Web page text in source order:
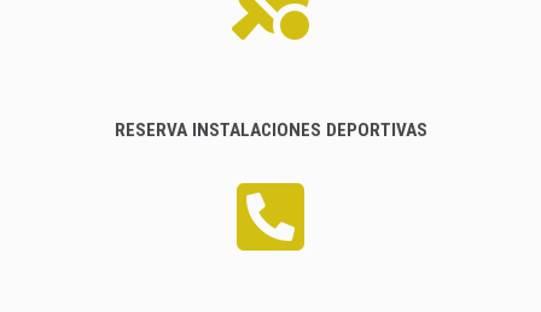
RESERVA INSTALACIONES DEPORTIVAS